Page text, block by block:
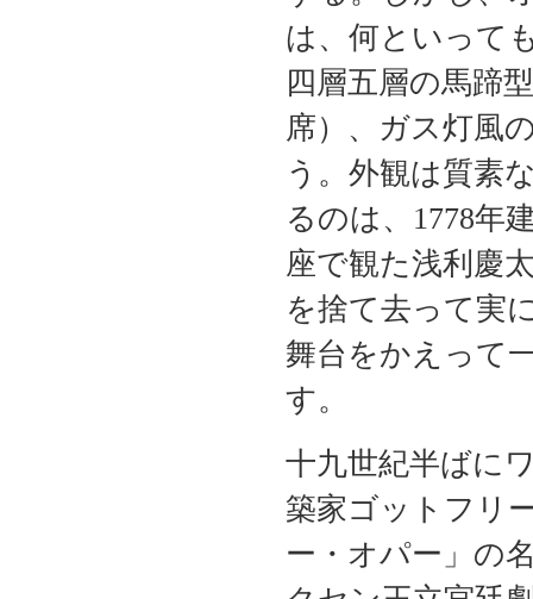
は、何といって
四層五層の馬蹄
席）、ガス灯風
う。外観は質素
るのは、1778年
座で観た浅利慶
を捨て去って実
舞台をかえって
す。
十九世紀半ばに
築家ゴットフリ
ー・オパー」の